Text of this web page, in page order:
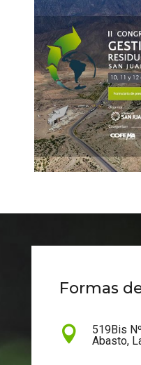
Formas

519Bis
Abasto,